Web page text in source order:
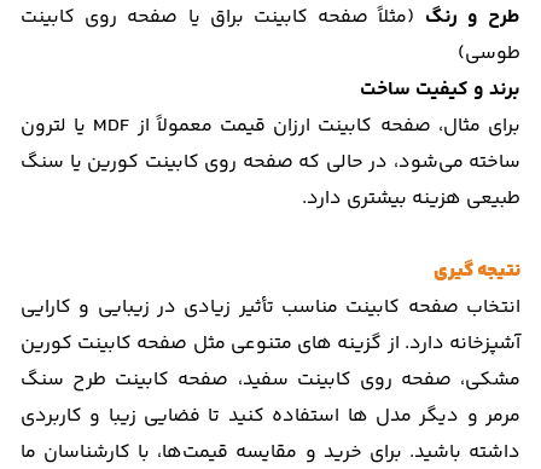
طرح و رنگ (مثلاً صفحه کابینت براق یا صفحه روی کابینت
طوسی)
برند و کیفیت ساخت
برای مثال، صفحه کابینت ارزان قیمت معمولاً از MDF یا لترون
ساخته می‌شود، در حالی که صفحه روی کابینت کورین یا سنگ
طبیعی هزینه بیشتری دارد.
نتیجه‌ گیری
انتخاب صفحه کابینت مناسب تأثیر زیادی در زیبایی و کارایی
آشپزخانه دارد. از گزینه‌ های متنوعی مثل صفحه کابینت کورین
مشکی، صفحه روی کابینت سفید، صفحه کابینت طرح سنگ
مرمر و دیگر مدل‌ ها استفاده کنید تا فضایی زیبا و کاربردی
داشته باشید. برای خرید و مقایسه قیمت‌ها، با کارشناسان ما